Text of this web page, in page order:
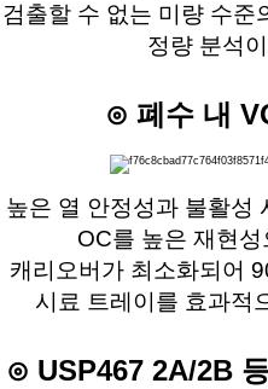
검출할 수 없는 미량 수준
정량 분석
⊙ 폐수 내
높은 열 안정성과 불활성
OC를 높은 재현
캐리오버가 최소화되어
시료 트레이를 효과적
⊙ USP467 2A/2B